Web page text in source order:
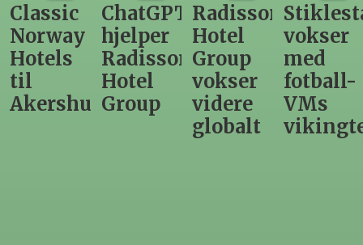
ChatGPT
hjelper
Radisson
Hotel
Group
Radisson
Hotel
Group
vokser
videre
Stiklestad
vokser
med
fotball-
VMs
vikingtematikk
Fra
direktør
til
nytt